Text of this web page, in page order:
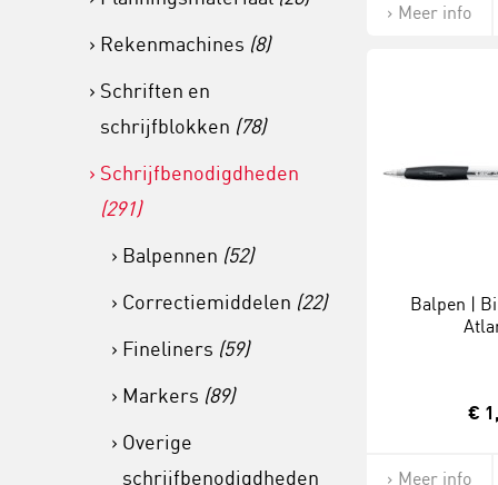
Rekenmachines (8)
Schriften en
schrijfblokken (78)
Schrijfbenodigdheden
(291)
Balpennen (52)
Correctiemiddelen (22)
Fineliners (59)
Markers (89)
Overige
schrijfbenodigdheden
Meer info
Balpen |
€
Meer info